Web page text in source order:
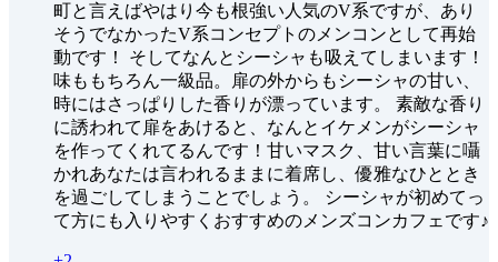
町と言えばやはり今も根強い人気のV系ですが、あり
そうでなかったV系コンセプトのメンコンとして再始
動です！ そしてなんとシーシャも吸えてしまいます！
味ももちろん一級品。扉の外からもシーシャの甘い、
時にはさっぱりした香りが漂っています。 素敵な香り
に誘われて扉をあけると、なんとイケメンがシーシャ
を作ってくれてるんです！甘いマスク、甘い言葉に囁
かれあなたは言われるままに着席し、優雅なひととき
を過ごしてしまうことでしょう。 シーシャが初めてっ
て方にも入りやすくおすすめのメンズコンカフェです♪